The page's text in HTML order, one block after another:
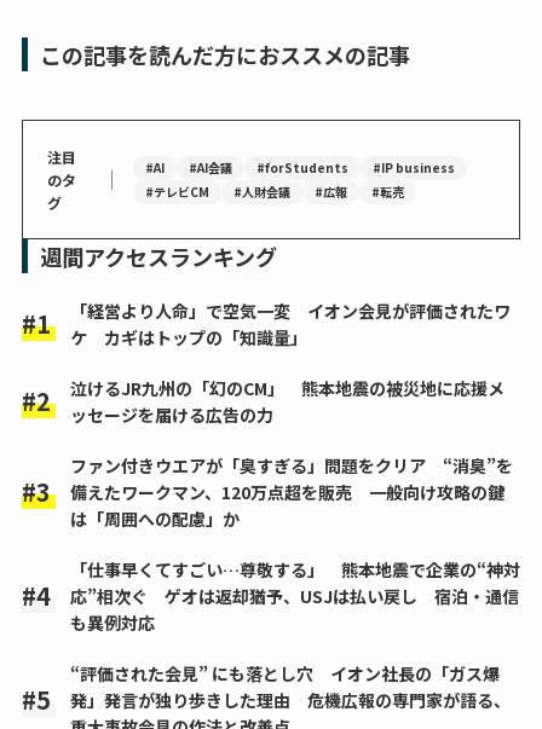
この記事を読んだ方におススメの記事
注目
のタ
グ
｜ #AI #AI会議 #forStudents
#IP business
#テレビCM
#人財会議 #広報 #転売
週間アクセスランキング
「経営より人命」で空気一変 イオン会見が評価されたワ
ケ カギはトップの「知識量」
泣けるJR九州の「幻のCM」 熊本地震の被災地に応援メ
ッセージを届ける広告の力
ファン付きウエアが「臭すぎる」問題をクリア “消臭”を
備えたワークマン、120万点超を販売 一般向け攻略の鍵
は「周囲への配慮」か
「仕事早くてすごい…尊敬する」 熊本地震で企業の“神対
応”相次ぐ ゲオは返却猶予、USJは払い戻し 宿泊・通信
も異例対応
“評価された会見” にも落とし穴 イオン社長の「ガス爆
発」発言が独り歩きした理由 危機広報の専門家が語る、